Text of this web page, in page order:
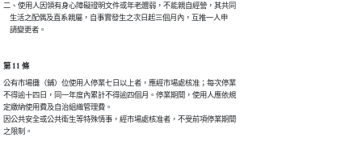
二、使用人因領有身心障礙證明文件或年老體弱，不能親自經營，其共同
    生活之配偶及直系親屬，自事實發生之次日起三個月內，互推一人申
    請變更者。
第 11 條
公有市場攤（鋪）位使用人停業七日以上者，應經市場處核准；每次停業
不得逾十四日，同一年度內累計不得逾四個月。停業期間，使用人應依規
定繳納使用費及自治組織管理費。
因公共安全或公共衛生等特殊情事，經市場處核准者，不受前項停業期間
之限制。